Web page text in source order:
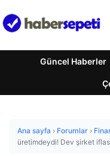
Güncel Haberler
Ana sayfa › Forumlar ›
üretimdeydi! Dev şirket